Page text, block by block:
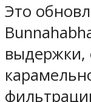
Это
выдержки,